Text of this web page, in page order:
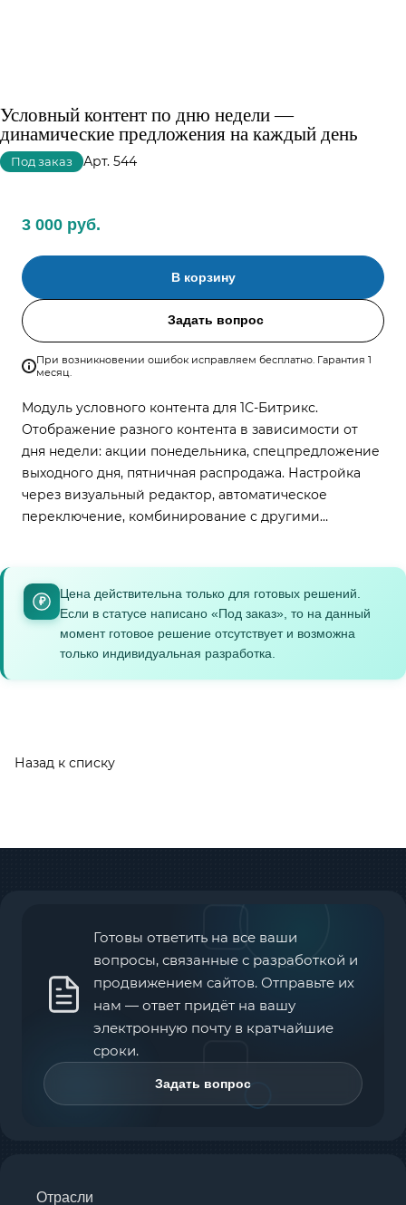
Условный контент по дню недели —
динамические предложения на каждый день
Под заказ Арт. 544
3 000 руб.
В корзину
Задать вопрос
При возникновении ошибок исправляем бесплатно. Гарантия 1
месяц.
Модуль условного контента для 1С-Битрикс.
Отображение разного контента в зависимости от
дня недели: акции понедельника, спецпредложение
выходного дня, пятничная распродажа. Настройка
через визуальный редактор, автоматическое
переключение, комбинирование с другими
₽
Цена действительна только для готовых решений.
Если в статусе написано «Под заказ», то на данный
момент готовое решение отсутствует и возможна
только индивидуальная разработка.
Назад к списку
Готовы ответить на все ваши
вопросы, связанные с разработкой и
продвижением сайтов. Отправьте их
нам — ответ придёт на вашу
электронную почту в кратчайшие
сроки.
Задать вопрос
Отрасли